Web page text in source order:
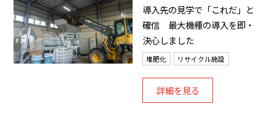
導入先の見学で「これだ」と
確信 最大機種の導入を即・
決心しました
堆肥化 リサイクル施設
詳細を見る